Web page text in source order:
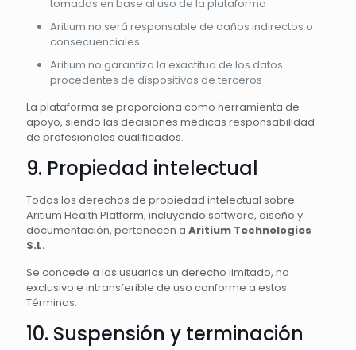
tomadas en base al uso de la plataforma
Aritium no será responsable de daños indirectos o
consecuenciales
Aritium no garantiza la exactitud de los datos
procedentes de dispositivos de terceros
La plataforma se proporciona como herramienta de
apoyo, siendo las decisiones médicas responsabilidad
de profesionales cualificados.
9. Propiedad intelectual
Todos los derechos de propiedad intelectual sobre
Aritium Health Platform, incluyendo software, diseño y
documentación, pertenecen a Aritium Technologies
S.L.
Se concede a los usuarios un derecho limitado, no
exclusivo e intransferible de uso conforme a estos
Términos.
10. Suspensión y terminación